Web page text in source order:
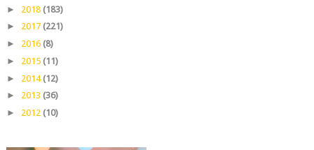
► 2018 (183)
► 2017 (221)
► 2016 (8)
► 2015 (11)
► 2014 (12)
► 2013 (36)
► 2012 (10)